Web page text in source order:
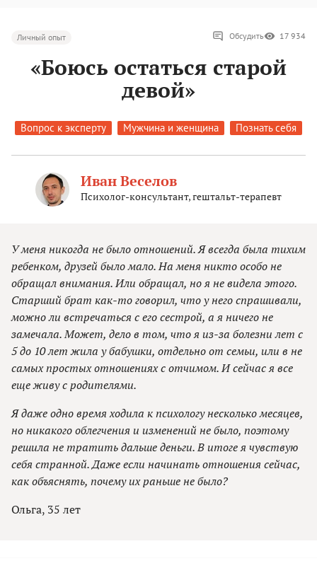
Личный опыт Обсудить 17 934
«Боюсь остаться старой
девой»
Вопрос к эксперту Мужчина и женщина Познать себя
Иван Веселов
Психолог-консультант, гештальт-терапевт
У меня никогда не было отношений. Я всегда была тихим
ребенком, друзей было мало. На меня никто особо не
обращал внимания. Или обращал, но я не видела этого.
Старший брат как-то говорил, что у него спрашивали,
можно ли встречаться с его сестрой, а я ничего не
замечала. Может, дело в том, что я из-за болезни лет с
5 до 10 лет жила у бабушки, отдельно от семьи, или в не
самых простых отношениях с отчимом. И сейчас я все
еще живу с родителями.
Я даже одно время ходила к психологу несколько месяцев,
но никакого облегчения и изменений не было, поэтому
решила не тратить дальше деньги. В итоге я чувствую
себя странной. Даже если начинать отношения сейчас,
как объяснять, почему их раньше не было?
Ольга, 35 лет